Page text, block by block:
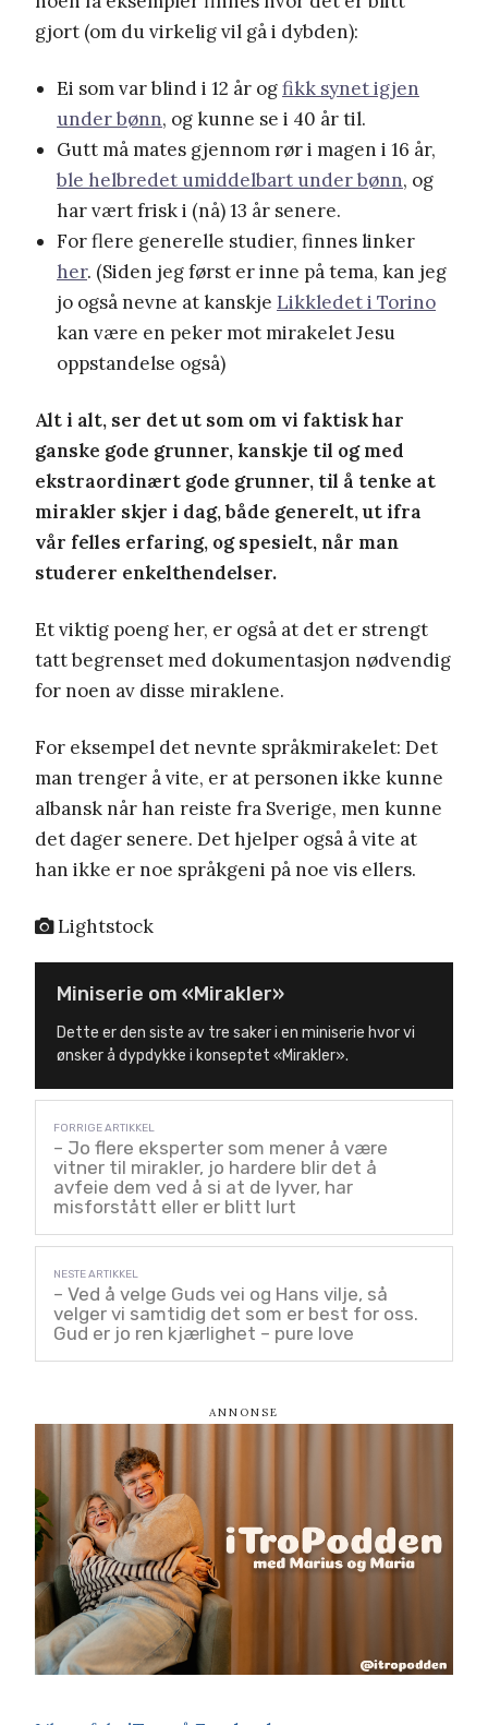
gjort (om du virkelig vil gå i dybden):
Ei som var blind i 12 år ogfikk synet igjen
under bønn, og kunne se i 40 år til.
Gutt må mates gjennom røri magen i 16 år,
ble helbredet umiddelbart under bønn, og
har vært frisk i (nå) 13 år senere.
For flere generelle studier, finnes linker
her. (Siden jeg først er inne på tema, kan jeg
jo også nevne at kanskje Likkledet i Torino
kan være en peker motmirakelet Jesu
oppstandelse også)
Alt i alt, ser det ut som om vi faktisk har
ganske gode grunner, kanskje til og med
ekstraordinært gode grunner, til å tenke at
mirakler skjer i dag, både generelt, ut ifra
vår felles erfaring, og spesielt, når man
studerer enkelthendelser.
Et viktig poeng her, er også at det er strengt
tatt begrenset med dokumentasjon nødvendig
for noen av disse miraklene.
For eksempel det nevnte språkmirakelet: Det
man trenger å vite, er at personen ikke kunne
albansk når han reiste fra Sverige, men kunne
det dager senere. Det hjelper også å vite at
han ikke er noe språkgeni på noe vis ellers.
Lightstock
Miniserie om «Mirakler»
Dette er den siste av tre saker i en miniserie hvor vi
ønsker å dypdykke i konseptet «Mirakler».
– Jo flere eksperter som mener å være
vitner til mirakler, jo hardere blir det å
avfeie dem ved å si at de lyver, har
misforstått eller er blitt lurt
– Ved å velge Guds vei og Hans vilje, så
velger vi samtidig det som er best for oss.
Gud er jo ren kjærlighet – pure love